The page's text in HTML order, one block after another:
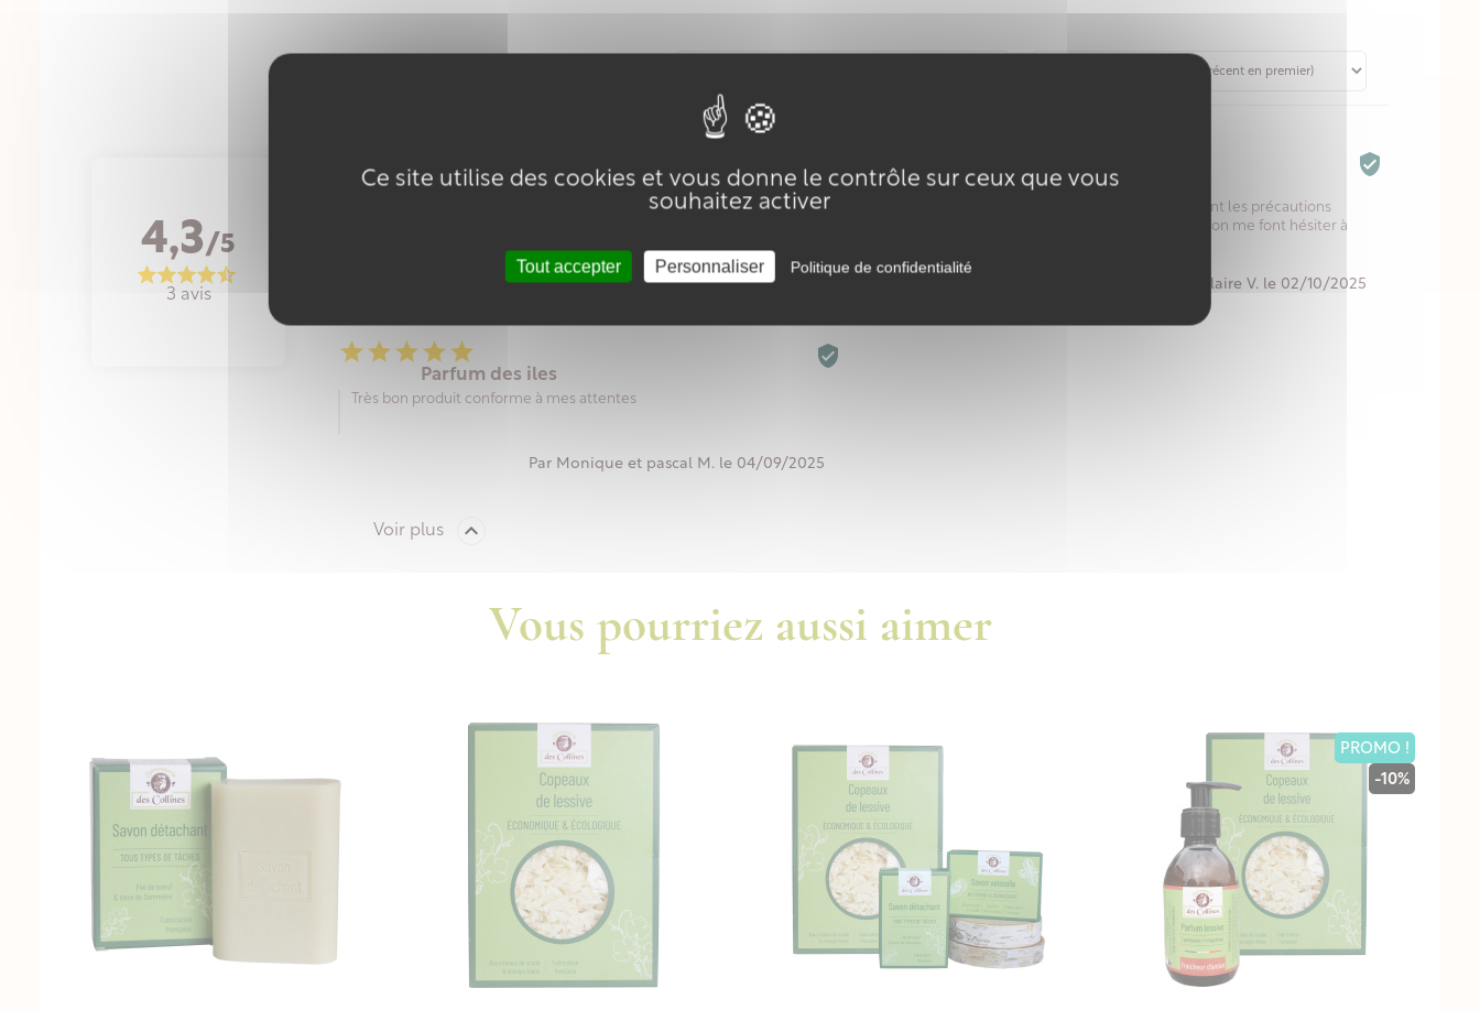
Ce site utilise des cookies et vous donne le contrôle sur ceux que vous
souhaitez activer
Tout accepter Personnaliser Politique de confidentialité
4,3/5
3 avis
Parfait
Une très agréable odeur sans que cela soit trop fort
Par Nathalie B. le 24/07/2026
Parfum agréable
J'ai fait 2 essais avec de bons résultats cependant les précautions
d'emploi , des produits nocifs dans la composition me font hésiter à

Par Annie-Claire V. le 02/10/2025

Parfum des iles
Très bon produit conforme à mes attentes

Par Monique et pascal M. le 04/09/2025
Voir plus 
Vous pourriez aussi aimer
PROMO !
-10%